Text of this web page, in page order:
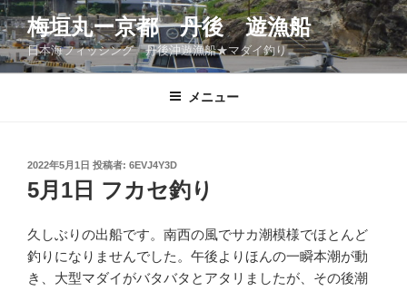
コ
ン
テ
ン
梅垣丸ー京都 丹後 遊漁船
日本海フィッシング 丹後沖遊漁船★マダイ釣り
メニュー
投
稿
日:
2022年5月1日 投稿者: 6EVJ4Y3D
5月1日 フカセ釣り
久しぶりの出船です。南西の風でサカ潮模様でほとんど
釣りになりませんでした。午後よりほんの一瞬本潮が動
き、大型マダイがバタバタとアタリましたが、その後潮